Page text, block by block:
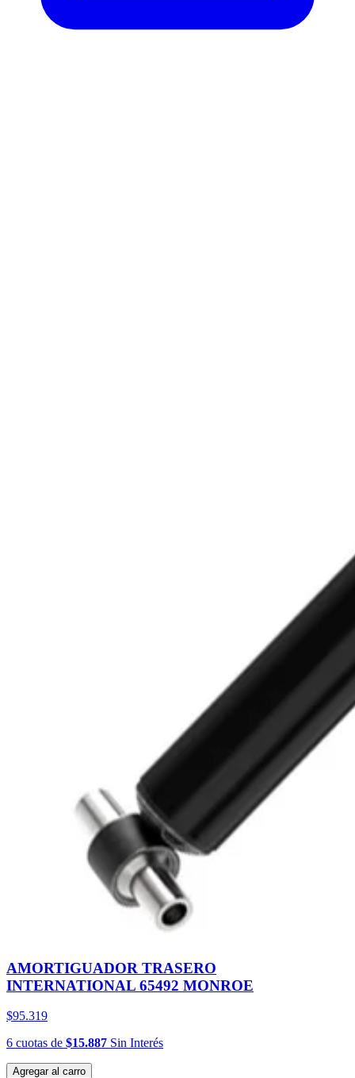
AMORTIGUADOR TRASERO
INTERNATIONAL 65492 MONROE
$95.319
6 cuotas de $15.887 Sin Interés
Agregar al carro